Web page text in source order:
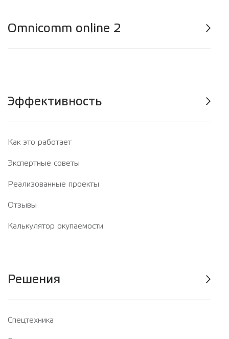
Omnicomm online 2
Эффективность
Как это работает
Экспертные советы
Реализованные проекты
Отзывы
Калькулятор окупаемости
Решения
Спецтехника